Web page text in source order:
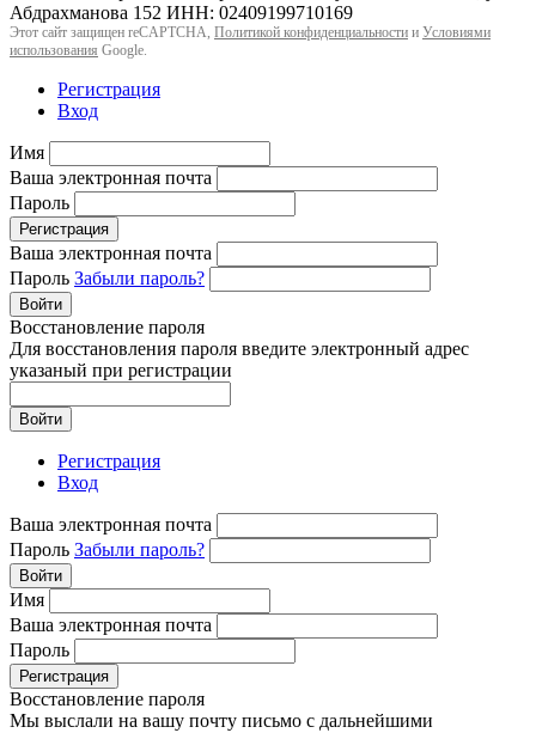
Абдрахманова 152 ИНН: 02409199710169
Этот сайт защищен reCAPTCHA, Политикой конфиденциальности и Условиями
использования Google.
Регистрация
Вход
Имя
Ваша электронная почта
Пароль
Регистрация
Ваша электронная почта
Пароль Забыли пароль?
Войти
Восстановление пароля
Для восстановления пароля введите электронный адрес
указаный при регистрации
Войти
Регистрация
Вход
Ваша электронная почта
Пароль Забыли пароль?
Войти
Имя
Ваша электронная почта
Пароль
Регистрация
Восстановление пароля
Мы выслали на вашу почту письмо с дальнейшими